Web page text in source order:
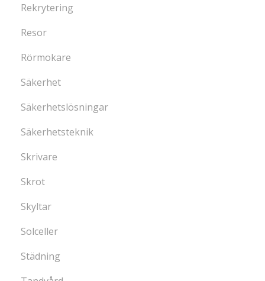
Rekrytering
Resor
Rörmokare
Säkerhet
Säkerhetslösningar
Säkerhetsteknik
Skrivare
Skrot
Skyltar
Solceller
Städning